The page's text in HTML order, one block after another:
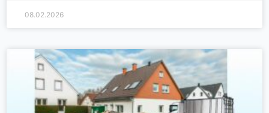
08.02.2026